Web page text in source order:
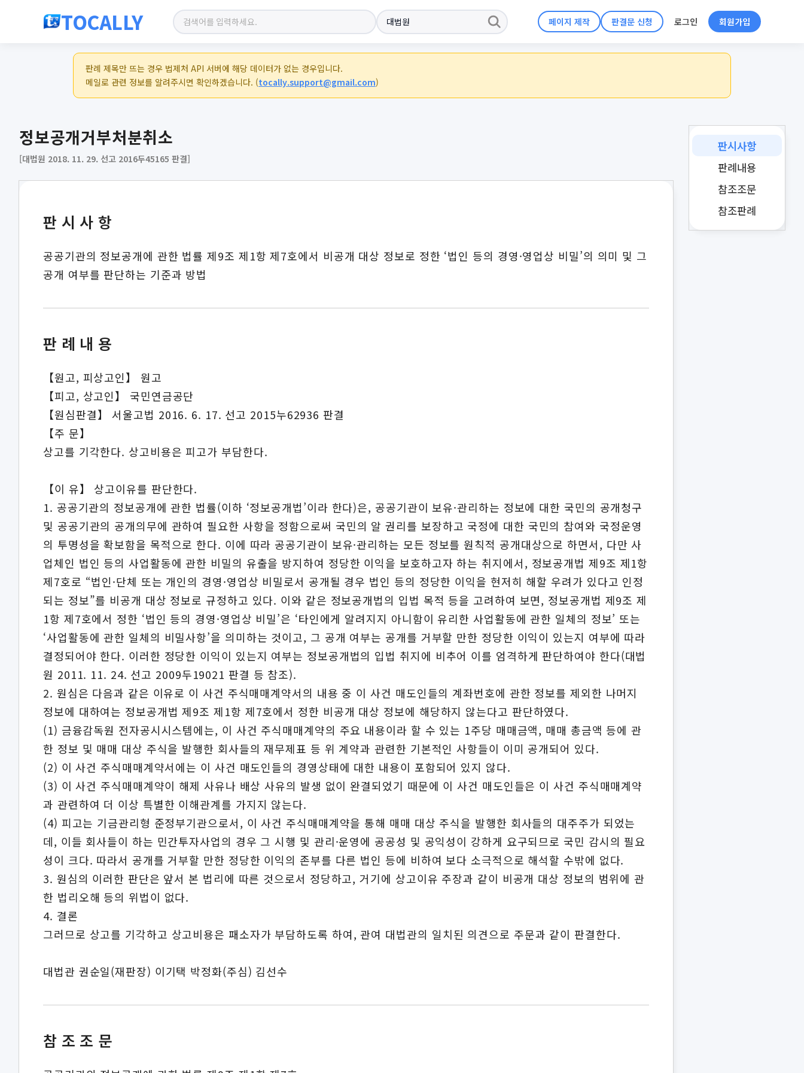
TOCALLY 페이지 제작 판결문 신청 로그인 회원가입
판례 제목만 뜨는 경우 법제처 API 서버에 해당 데이터가 없는 경우입니다.
메일로 관련 정보를 알려주시면 확인하겠습니다. (tocally.support@gmail.com)
정보공개거부처분취소
[대법원 2018. 11. 29. 선고 2016두45165 판결]
판시사항
판례내용
참조조문
참조판례
판시사항
공공기관의 정보공개에 관한 법률 제9조 제1항 제7호에서 비공개 대상 정보로 정한 ‘법인 등의 경영·영업상 비밀’의 의미 및 그
공개 여부를 판단하는 기준과 방법
판례내용
【원고, 피상고인】 원고
【피고, 상고인】 국민연금공단
【원심판결】 서울고법 2016. 6. 17. 선고 2015누62936 판결
【주 문】
상고를 기각한다. 상고비용은 피고가 부담한다.
【이 유】 상고이유를 판단한다.
1. 공공기관의 정보공개에 관한 법률(이하 ‘정보공개법’이라 한다)은, 공공기관이 보유·관리하는 정보에 대한 국민의 공개청구
및 공공기관의 공개의무에 관하여 필요한 사항을 정함으로써 국민의 알 권리를 보장하고 국정에 대한 국민의 참여와 국정운영
의 투명성을 확보함을 목적으로 한다. 이에 따라 공공기관이 보유·관리하는 모든 정보를 원칙적 공개대상으로 하면서, 다만 사
업체인 법인 등의 사업활동에 관한 비밀의 유출을 방지하여 정당한 이익을 보호하고자 하는 취지에서, 정보공개법 제9조 제1항
제7호로 “법인·단체 또는 개인의 경영·영업상 비밀로서 공개될 경우 법인 등의 정당한 이익을 현저히 해할 우려가 있다고 인정
되는 정보”를 비공개 대상 정보로 규정하고 있다. 이와 같은 정보공개법의 입법 목적 등을 고려하여 보면, 정보공개법 제9조 제
1항 제7호에서 정한 ‘법인 등의 경영·영업상 비밀’은 ‘타인에게 알려지지 아니함이 유리한 사업활동에 관한 일체의 정보’ 또는
‘사업활동에 관한 일체의 비밀사항’을 의미하는 것이고, 그 공개 여부는 공개를 거부할 만한 정당한 이익이 있는지 여부에 따라
결정되어야 한다. 이러한 정당한 이익이 있는지 여부는 정보공개법의 입법 취지에 비추어 이를 엄격하게 판단하여야 한다(대법
원 2011. 11. 24. 선고 2009두19021 판결 등 참조).
2. 원심은 다음과 같은 이유로 이 사건 주식매매계약서의 내용 중 이 사건 매도인들의 계좌번호에 관한 정보를 제외한 나머지
정보에 대하여는 정보공개법 제9조 제1항 제7호에서 정한 비공개 대상 정보에 해당하지 않는다고 판단하였다.
(1) 금융감독원 전자공시시스템에는, 이 사건 주식매매계약의 주요 내용이라 할 수 있는 1주당 매매금액, 매매 총금액 등에 관
한 정보 및 매매 대상 주식을 발행한 회사들의 재무제표 등 위 계약과 관련한 기본적인 사항들이 이미 공개되어 있다.
(2) 이 사건 주식매매계약서에는 이 사건 매도인들의 경영상태에 대한 내용이 포함되어 있지 않다.
(3) 이 사건 주식매매계약이 해제 사유나 배상 사유의 발생 없이 완결되었기 때문에 이 사건 매도인들은 이 사건 주식매매계약
과 관련하여 더 이상 특별한 이해관계를 가지지 않는다.
(4) 피고는 기금관리형 준정부기관으로서, 이 사건 주식매매계약을 통해 매매 대상 주식을 발행한 회사들의 대주주가 되었는
데, 이들 회사들이 하는 민간투자사업의 경우 그 시행 및 관리·운영에 공공성 및 공익성이 강하게 요구되므로 국민 감시의 필요
성이 크다. 따라서 공개를 거부할 만한 정당한 이익의 존부를 다른 법인 등에 비하여 보다 소극적으로 해석할 수밖에 없다.
3. 원심의 이러한 판단은 앞서 본 법리에 따른 것으로서 정당하고, 거기에 상고이유 주장과 같이 비공개 대상 정보의 범위에 관
한 법리오해 등의 위법이 없다.
4. 결론
그러므로 상고를 기각하고 상고비용은 패소자가 부담하도록 하여, 관여 대법관의 일치된 의견으로 주문과 같이 판결한다.
대법관 권순일(재판장) 이기택 박정화(주심) 김선수
참조조문